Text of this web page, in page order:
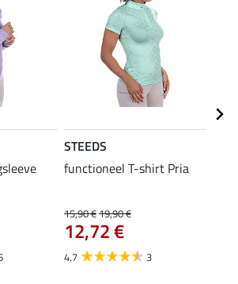
STEEDS
functioneel T-shirt Pria
15,90 €19,90 €
12,72 €
4.7 3